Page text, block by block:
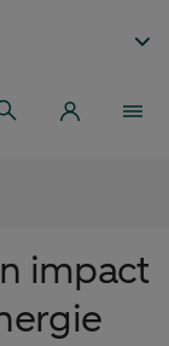
impact